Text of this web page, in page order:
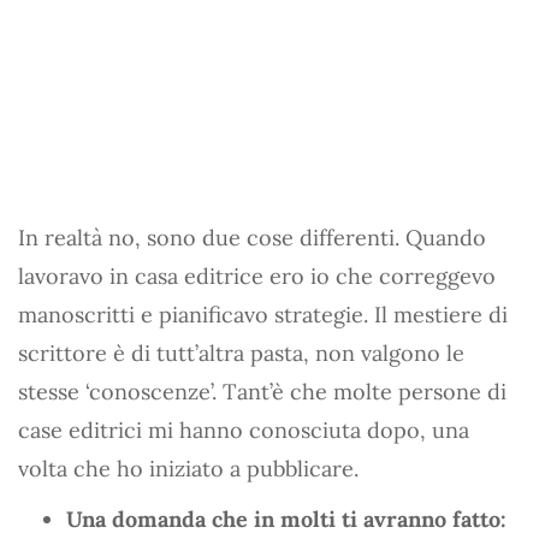
In realtà no, sono due cose differenti. Quando
lavoravo in casa editrice ero io che correggevo
manoscritti e pianificavo strategie. Il mestiere di
scrittore è di tutt’altra pasta, non valgono le
stesse ‘conoscenze’. Tant’è che molte persone di
case editrici mi hanno conosciuta dopo, una
volta che ho iniziato a pubblicare.
Una domanda che in molti ti avranno fatto: